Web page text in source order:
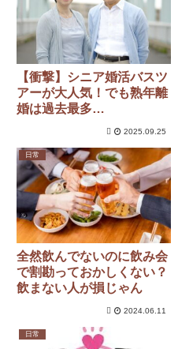
【衝撃】シニア婚活バスツ
アーが大人気！でも熟年離
婚は過去最多…
2025.09.25
日常
全然飲んでないのに飲み会
で割勘っておかしくない？
飲まない人が損じゃん
2024.06.11
日常